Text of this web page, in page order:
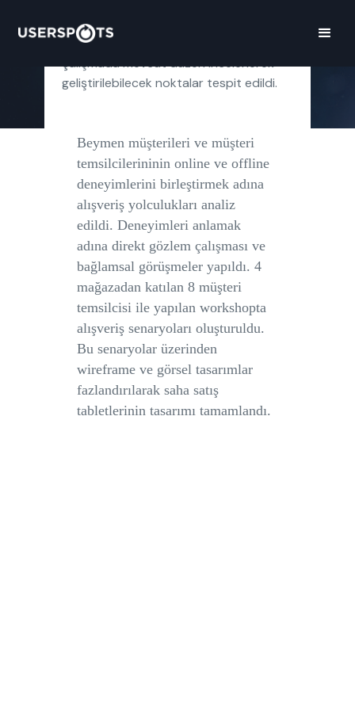
opsiyonlarının mağaza içindeki ürünlerle
sınırlı olmaması adına yapılan bu
çalışmada mevcut düzen incelenerek
geliştirilebilecek noktalar tespit edildi.
Beymen müşterileri ve müşteri
temsilcilerininin online ve offline
deneyimlerini birleştirmek adına
alışveriş yolculukları analiz
edildi. Deneyimleri anlamak
adına direkt gözlem çalışması ve
bağlamsal görüşmeler yapıldı. 4
mağazadan katılan 8 müşteri
temsilcisi ile yapılan workshopta
alışveriş senaryoları oluşturuldu.
Bu senaryolar üzerinden
wireframe ve görsel tasarımlar
fazlandırılarak saha satış
tabletlerinin tasarımı tamamlandı.